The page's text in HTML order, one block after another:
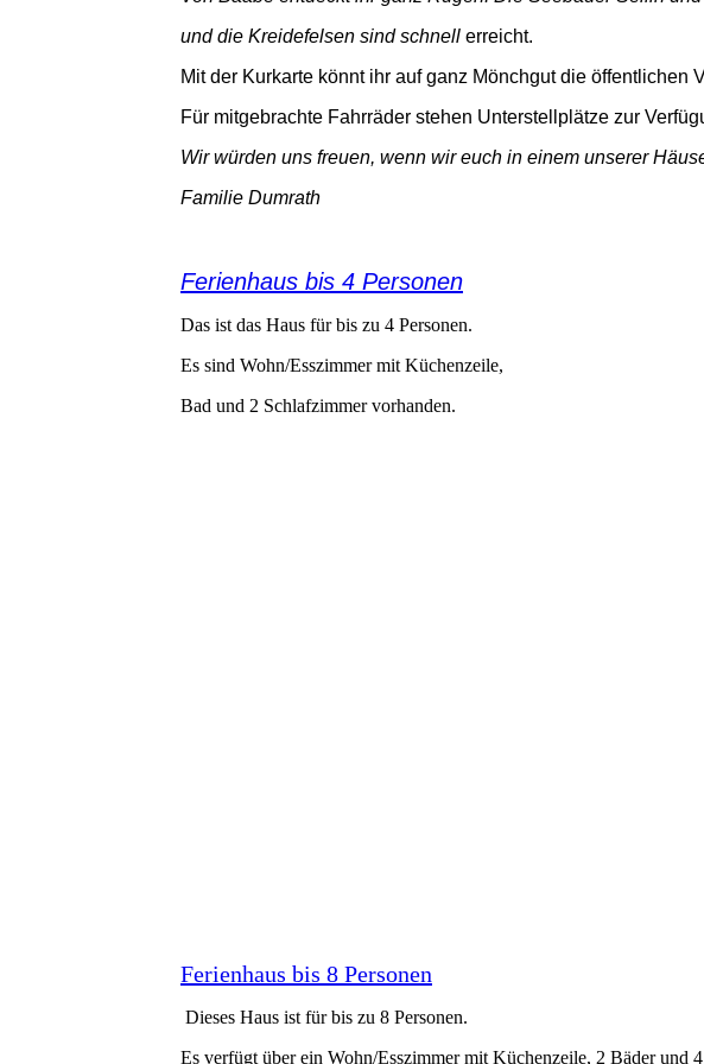
und die Kreidefelsen sind schnell erreicht.
Mit der Kurkarte könnt ihr auf ganz Mönchgut die öffentlichen
Für mitgebrachte Fahrräder stehen Unterstellplätze zur
Wir würden uns freuen, wenn wir euch in einem unserer
Familie Dumrath
Ferienhaus bis 4 Personen
Das ist das Haus für bis zu 4 Personen.
Es sind Wohn/Esszimmer mit Küchenzeile,
Bad und 2 Schlafzimmer vorhanden.
Ferienhaus bis 8 Personen
Dieses Haus ist für bis zu 8 Personen.
Es verfügt über ein Wohn/Esszimmer mit Küchenzeile, 2 Bäder und